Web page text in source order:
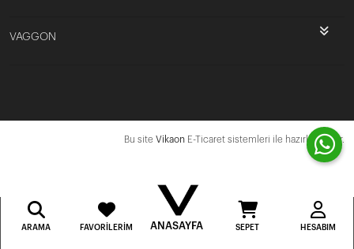
VAGGON
Bu site Vikaon E-Ticaret sistemleri ile hazırlanmıştır.
ARAMA FAVORILERIM ANASAYFA SEPET HESABIM